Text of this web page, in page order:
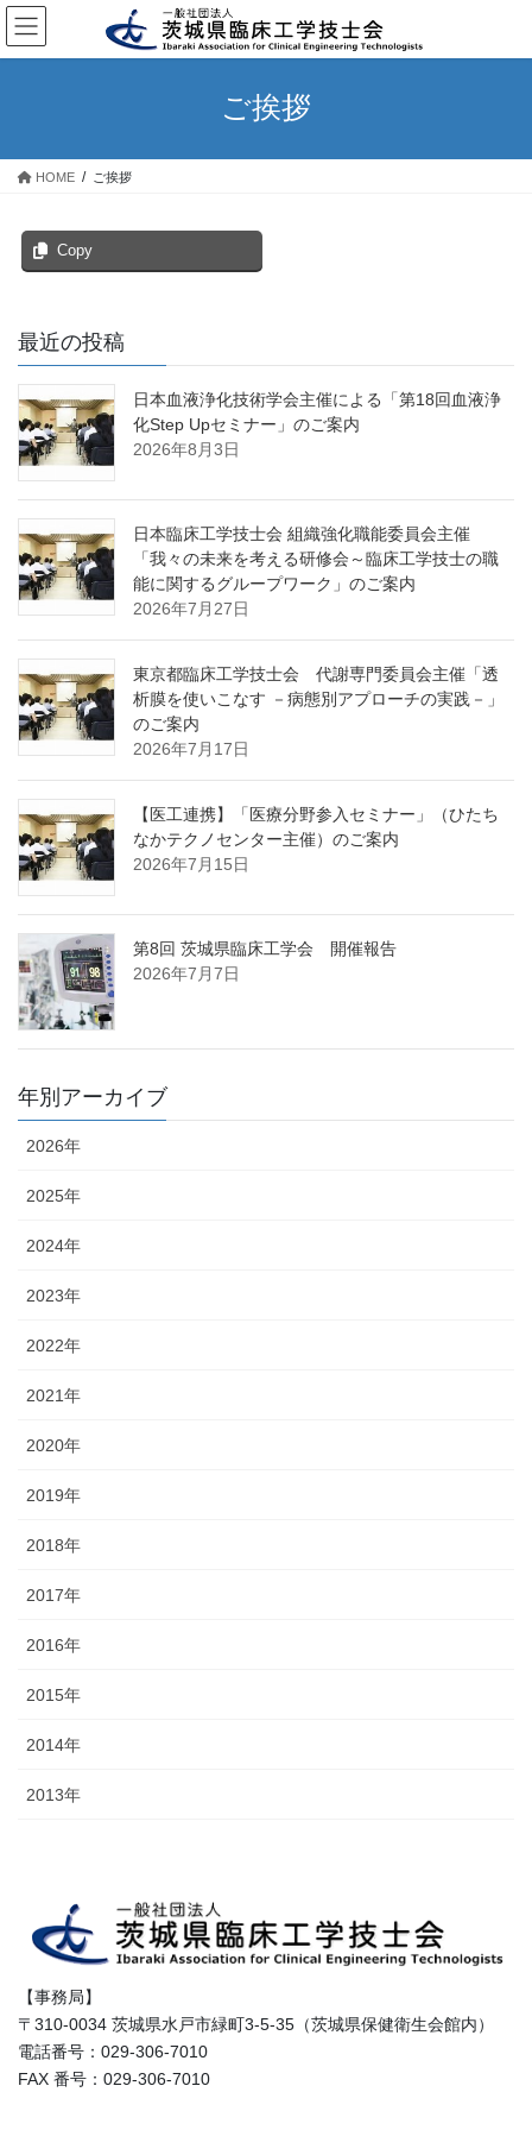
コ
ン
テ
ス
ナ
ビ
ゲ
ン
ご挨拶
HOME ご挨拶
Copy
最近の投稿
日本血液浄化技術学会主催による「第18回血液浄
化Step Upセミナー」のご案内
2026年8月3日
日本臨床工学技士会 組織強化職能委員会主催
「我々の未来を考える研修会～臨床工学技士の職
能に関するグループワーク」のご案内
2026年7月27日
東京都臨床工学技士会 代謝専門委員会主催「透
析膜を使いこなす －病態別アプローチの実践－」
のご案内
2026年7月17日
【医工連携】「医療分野参入セミナー」（ひたち
なかテクノセンター主催）のご案内
2026年7月15日
第8回 茨城県臨床工学会 開催報告
2026年7月7日
年別アーカイブ
2026年
2025年
2024年
2023年
2022年
2021年
2020年
2019年
2018年
2017年
2016年
2015年
2014年
2013年
【事務局】
〒310-0034 茨城県水戸市緑町3-5-35（茨城県保健衛生会館内）
電話番号：029-306-7010
FAX 番号：029-306-7010